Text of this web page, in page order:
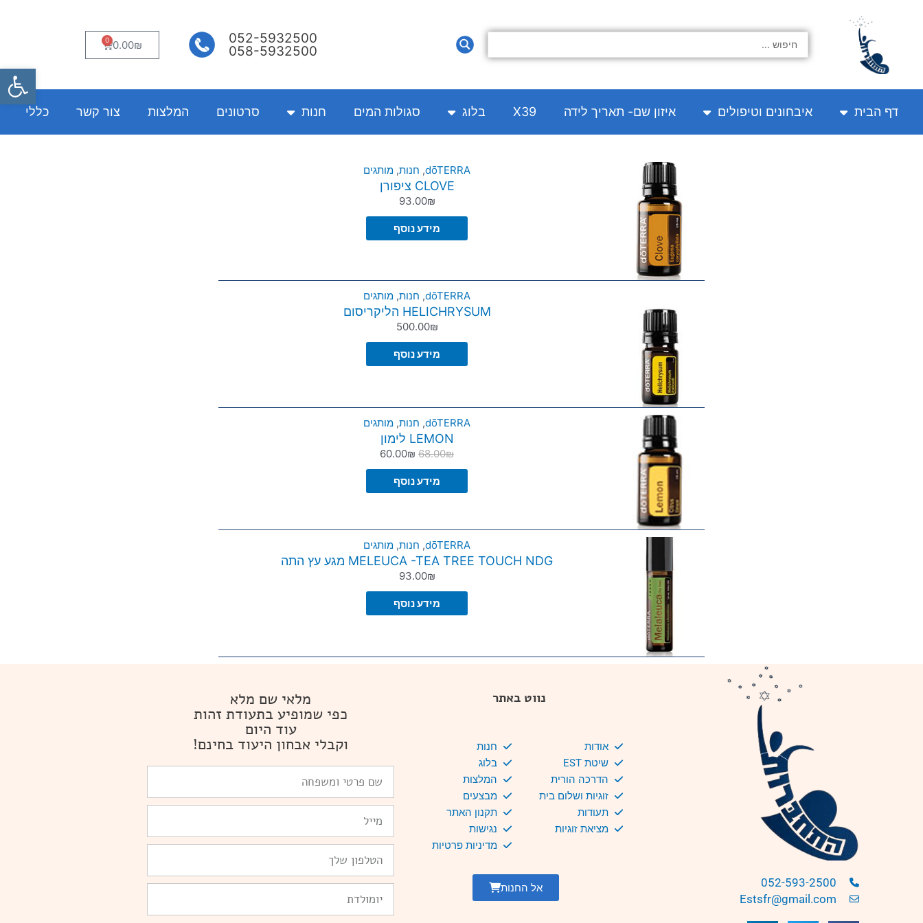
...
052-5932500
058-5932500
0.00₪
0
עגלת
קניות
דף הבית איבחונים וטיפולים איזון שם- תאריך לידה X39 בלוג סגולות המים חנות סרטונים המלצות צור קשר כללי
dōTERRA
, חנות, מותגים
CLOVE ציפורן
93.00₪
מידע נוסף
dōTERRA
, חנות, מותגים
HELICHRYSUM הליקריסום
500.00₪
מידע נוסף
dōTERRA
, חנות, מותגים
LEMON לימון
68.00₪
המחיר
המקורי
היה:
68.00₪.
60.00₪
המחיר
60.00₪.
מידע נוסף
dōTERRA
, חנות, מותגים
MELEUCA -TEA TREE TOUCH NDG מגע עץ התה
93.00₪
מידע נוסף
052-593-2500
Estsfr@gmail.com
נווט באתר
אודות
שיטת EST
הדרכה הורית
זוגיות ושלום בית
תעודות
מציאת זוגיות
חנות
בלוג
המלצות
מבצעים
תקנון האתר
נגישות
מדיניות פרטיות
אל החנות
מלאי שם מלא
כפי שמופיע בתעודת זהות
עוד היום
וקבלי אבחון היעוד בחינם!
פרטי
ומשפחה